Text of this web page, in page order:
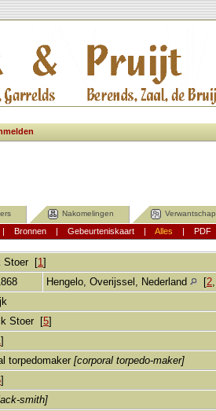
Nakomelingen Verwantschap
Bronnen| Gebeurteniskaart| Alles PDF
Stoer [1]
Hengelo, Overijssel, Nederland [2
Stoer [5]
]
torpedomaker [corporal torpedo-maker]
]
smith]